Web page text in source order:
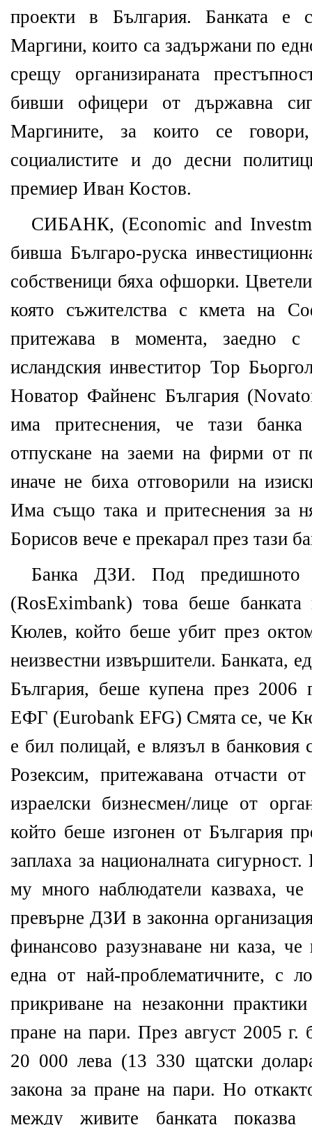
проекти в България. Банката е
Маргини, които са задържани по
срещу организираната
бивши офицери от държавна
Маргините, за които се
социалистите и до десни
премиер Иван Костов.
СИБАНК, (Economic and
бивша Българо-руска
собственици бяха офшорки.
която съжителства с кмета на
притежава в момента, заедно
исландския инвеститор Тор
Новатор Файненс България
има притеснения, че тази банка
отпускане на заеми на фирми от
иначе не биха отговорили на
Има също така и притеснения за
Борисов вече е прекарал през тази
Банка ДЗИ. Под предишното
(RosEximbank) това беше
Кюлев, който беше убит през
неизвестни извършители. Банката,
България, беше купена през 2006
ЕФГ (Eurobank EFG) Смята се, че
е бил полицай, е влязъл в банковия
Розексим, притежавана отчасти
израелски бизнесмен/лице от
който беше изгонен от България
заплаха за националната
му много наблюдатели казваха,
превърне ДЗИ в законна
финансово разузнаване ни каза,
една от най-проблематичните, с
прикриване на незаконни
пране на пари. През август 2005 г.
20 000 лева (13 330 щатски
закона за пране на пари. Но
между живите банката